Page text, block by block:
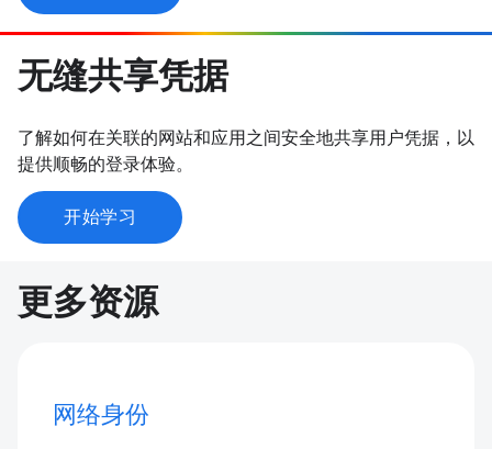
无缝共享凭据
了解如何在关联的网站和应用之间安全地共享用户凭据，以
提供顺畅的登录体验。
开始学习
更多资源
网络身份